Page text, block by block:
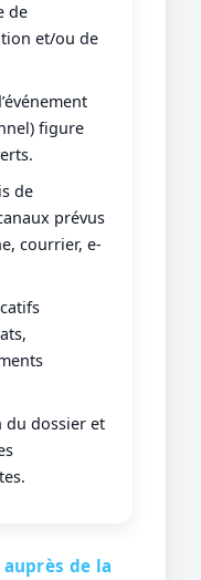
de
et/ou de
figure
de
prévus
courrier, e-
du dossier et
de la